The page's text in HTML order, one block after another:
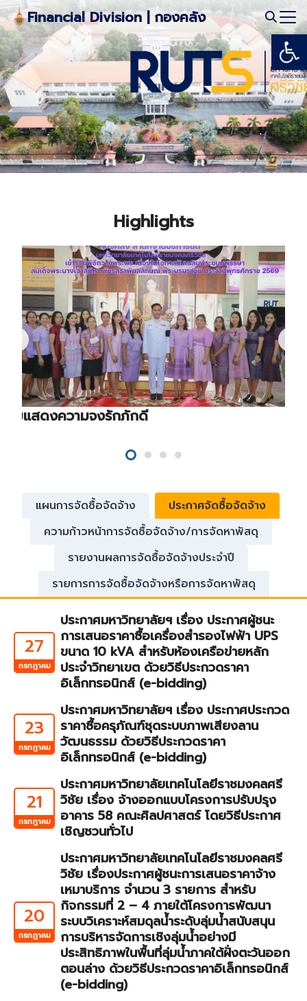
Skip
to
content
Financial Division | กองคลัง
Search
for:
Highlights
ร่วมแสดงความจงรักภักดี
แผนการจัดซื้อจัดจ้าง
ประกาศจัดซื้อจัดจ้าง
ความก้าวหน้าการจัดซื้อจัดจ้าง/การจัดหาพัสดุ
รายงานผลการจัดซื้อจัดจ้างประจำปี
รายการการจัดซื้อจัดจ้างหรือการจัดหาพัสดุ
27
กรกฎาคม
ประกาศมหาวิทยาลัยฯ เรื่อง ประกาศผู้ชนะ
การเสนอราคาซื้อเครื่องสำรองไฟฟ้า UPS
ขนาด 10 kVA สำหรับห้องเครือข่ายหลัก
ประจำวิทยาเขต ด้วยวิธีประกวดราคา
อิเล็กทรอนิกส์ (e-bidding)
23
กรกฎาคม
ประกาศมหาวิทยาลัยฯ เรื่อง ประกาศประกวด
ราคาซื้อครุภัณฑ์ชุดระบบภาพเสียงลาน
วัฒนธรรม ด้วยวิธีประกวดราคา
อิเล็กทรอนิกส์ (e-bidding)
21
กรกฎาคม
ประกาศมหาวิทยาลัยเทคโนโลยีราชมงคลศรี
วิชัย เรื่อง จ้างออกแบบโครงการปรับปรุง
อาคาร 58 คณะศิลปศาสตร์ โดยวิธีประกาศ
เชิญชวนทั่วไป
20
กรกฎาคม
ประกาศมหาวิทยาลัยเทคโนโลยีราชมงคลศรี
วิชัย เรื่องประกาศผู้ชนะการเสนอราคาจ้าง
เหมาบริการ จำนวน 3 รายการ สำหรับ
กิจกรรมที่ 2 – 4 ภายใต้โครงการพัฒนา
ระบบวิเคราะห์สมดุลน้ำระดับลุ่มน้ำสนับสนุน
การบริหารจัดการเชิงลุ่มน้ำอย่างมี
ประสิทธิภาพในพื้นที่ลุ่มน้ำภาคใต้ฝั่งตะวันออก
ตอนล่าง ด้วยวิธีประกวดราคาอิเล็กทรอนิกส์
(e-bidding)